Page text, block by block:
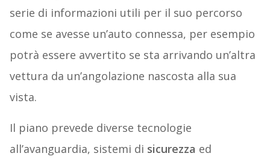
serie di informazioni utili per il suo percorso
come se avesse un’auto connessa, per esempio
potrà essere avvertito se sta arrivando un’altra
vettura da un’angolazione nascosta alla sua
vista.
Il piano prevede diverse tecnologie
all’avanguardia, sistemi di sicurezza ed